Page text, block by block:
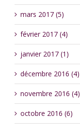
mars 2017 (5)
février 2017 (4)
janvier 2017 (1)
décembre 2016 (4)
novembre 2016 (4)
octobre 2016 (6)